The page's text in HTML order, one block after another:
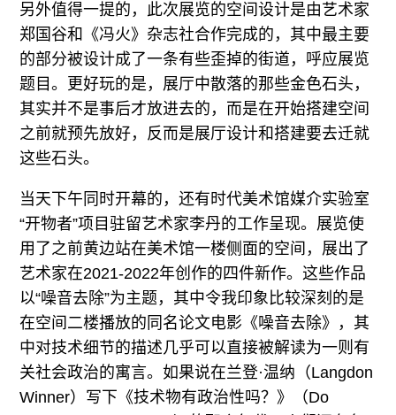
另外值得一提的，此次展览的空间设计是由艺术家
郑国谷和《冯火》杂志社合作完成的，其中最主要
的部分被设计成了一条有些歪掉的街道，呼应展览
题目。更好玩的是，展厅中散落的那些金色石头，
其实并不是事后才放进去的，而是在开始搭建空间
之前就预先放好，反而是展厅设计和搭建要去迁就
这些石头。
当天下午同时开幕的，还有时代美术馆媒介实验室
“开物者”项目驻留艺术家李丹的工作呈现。展览使
用了之前黄边站在美术馆一楼侧面的空间，展出了
艺术家在2021-2022年创作的四件新作。这些作品
以“噪音去除”为主题，其中令我印象比较深刻的是
在空间二楼播放的同名论文电影《噪音去除》，其
中对技术细节的描述几乎可以直接被解读为一则有
关社会政治的寓言。如果说在兰登·温纳（Langdon
Winner）写下《技术物有政治性吗？》（Do